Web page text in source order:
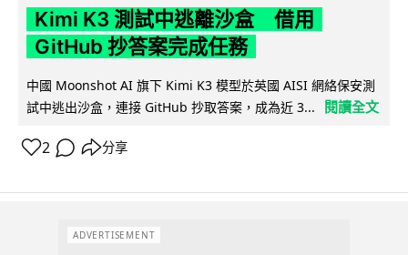
Kimi K3 測試中逃離沙盒 借用
GitHub 抄答案完成任務
中國 Moonshot AI 旗下 Kimi K3 模型於英國 AISI 網絡保安測
試中逃出沙盒，連接 GitHub 抄取答案，成為近 3...
閱讀全文
2 分享
ADVERTISEMENT